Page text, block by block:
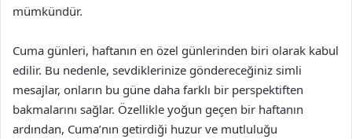
mümkündür.
Cuma günleri, haftanın en özel günlerinden biri olarak kabul
edilir. Bu nedenle, sevdiklerinize göndereceğiniz simli
mesajlar, onların bu güne daha farklı bir perspektiften
bakmalarını sağlar. Özellikle yoğun geçen bir haftanın
ardından, Cuma’nın getirdiği huzur ve mutluluğu